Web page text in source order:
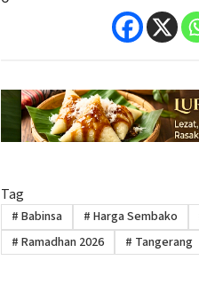
Tag
# Babinsa # Harga Sembako
# Ramadhan 2026 # Tangerang